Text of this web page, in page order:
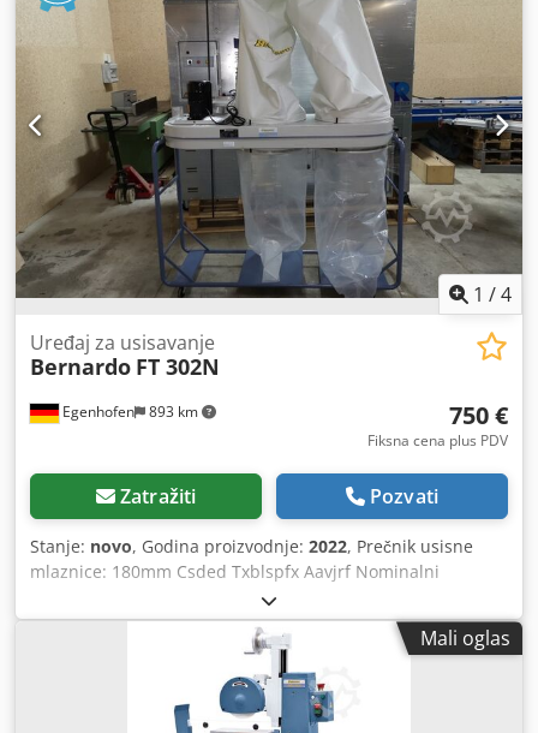
Širina mašine: 840mm Težina: 330kg
1 /4
Egenhofen 893 km
Uređaj za usisavanje
Bernardo FT 302N
750 €
Fiksna cena plus PDV
Zatražiti Pozvati
Stanje: novo, Godina proizvodnje: 2022, Prečnik usisne
mlaznice: 180mm Csded Txblspfx Aavjrf Nominalni
zapreminski protok: 4200 m³ / h Zapremina izviđačke torbe:
2 x 175 l Čišćenje filtera: uputstvo Snaga motora: 3.8 kV /
400V Visina mašine: 1700 k 600 k 2400 mm (D k Š k V)Mali oglas